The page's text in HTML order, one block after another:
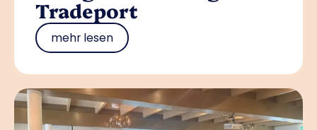
Tradeport
mehr lesen